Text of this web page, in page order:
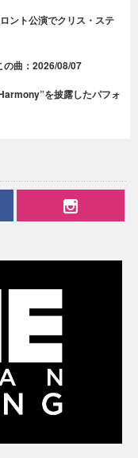
ント公演でクリス・ステ
の曲：2026/08/07
を披露したパフォ